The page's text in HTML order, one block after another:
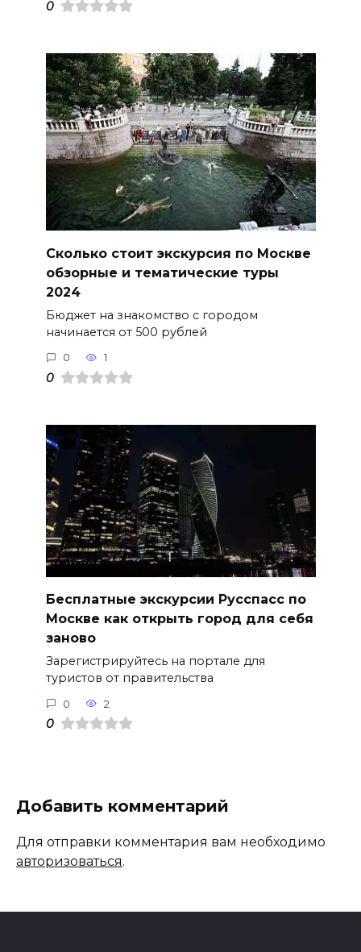
0
Сколько стоит экскурсия по Москве
обзорные и тематические туры
2024
Бюджет на знакомство с городом
начинается от 500 рублей
0 1
0
Бесплатные экскурсии Русспасс по
Москве как открыть город для себя
заново
Зарегистрируйтесь на портале для
туристов от правительства
0 2
0
Добавить комментарий
Для отправки комментария вам необходимо
авторизоваться.